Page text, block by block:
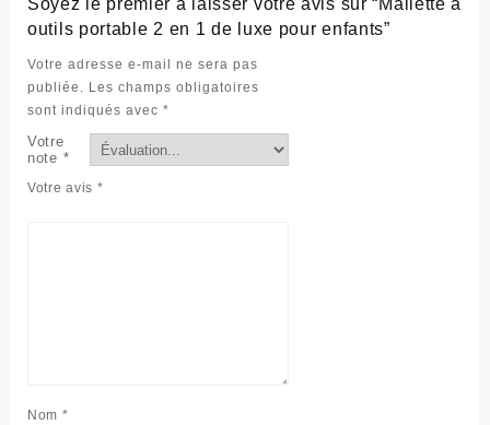
Soyez le premier à laisser votre avis sur “Mallette à
outils portable 2 en 1 de luxe pour enfants”
Votre adresse e-mail ne sera pas
publiée. Les champs obligatoires
sont indiqués avec *
Votre
note *
Votre avis *
Nom *